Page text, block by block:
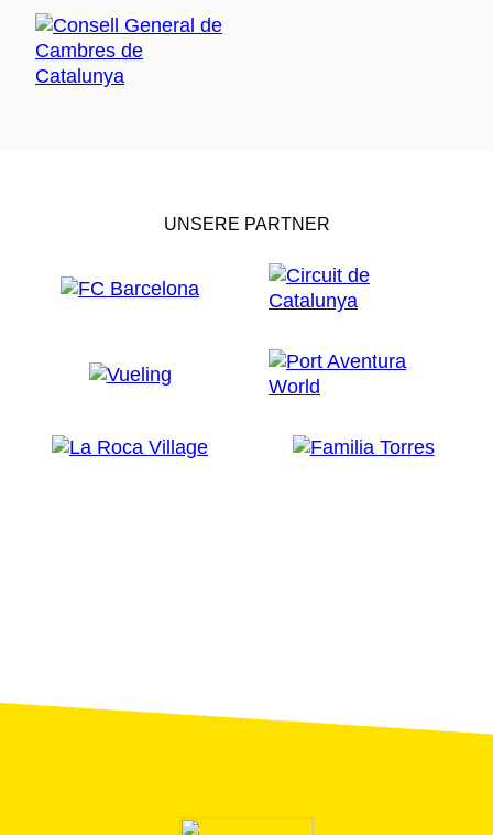
UNSERE PARTNER